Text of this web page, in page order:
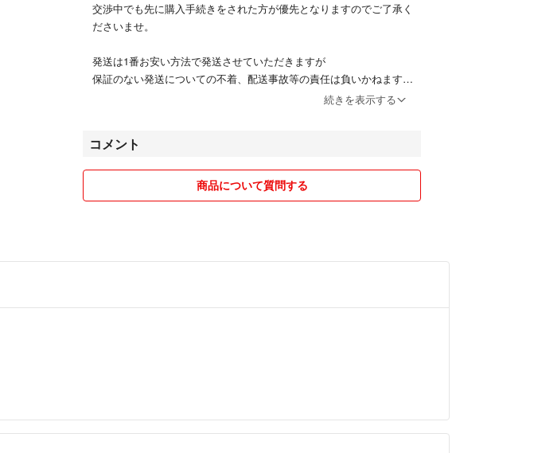
交渉中でも先に購入手続きをされた方が優先となりますのでご了承く
ださいませ。
発送は1番お安い方法で発送させていただきますが
保証のない発送についての不着、配送事故等の責任は負いかねます。
追跡付きの発送等、希望がございましたら購入前にご相談下さい。
同封させて頂きますのでご理解のほど宜しくお願いいたします。
評価が26日になる場合がございます。
続きを表示する
コメント
商品について質問する